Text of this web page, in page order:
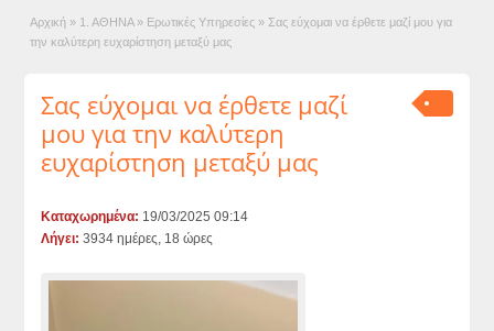
Αρχική » 1. ΑΘΗΝΑ » Ερωτικές Υπηρεσίες » Σας εύχομαι να έρθετε μαζί μου για
την καλύτερη ευχαρίστηση μεταξύ μας
Σας εύχομαι να έρθετε μαζί
μου για την καλύτερη
ευχαρίστηση μεταξύ μας
Καταχωρημένα: 19/03/2025 09:14
Λήγει: 3934 ημέρες, 18 ώρες